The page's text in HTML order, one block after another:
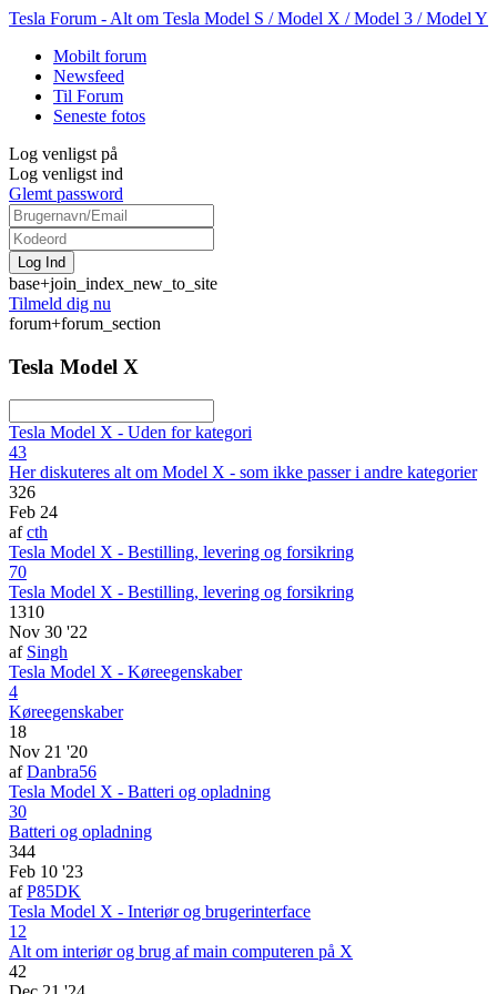
Tesla Forum - Alt om Tesla Model S / Model X / Model 3 / Model Y
Mobilt forum
Newsfeed
Til Forum
Seneste fotos
Log venligst på
Log venligst ind
Glemt password
base+join_index_new_to_site
Tilmeld dig nu
forum+forum_section
Tesla Model X
Tesla Model X - Uden for kategori
43
Her diskuteres alt om Model X - som ikke passer i andre kategorier
326
Feb 24
afcth
Tesla Model X - Bestilling, levering og forsikring
70
Tesla Model X - Bestilling, levering og forsikring
1310
Nov 30 '22
af Singh
Tesla Model X - Køreegenskaber
4
Køreegenskaber
18
Nov 21 '20
afDanbra56
Tesla Model X - Batteri og opladning
30
Batteri og opladning
344
Feb 10 '23
afP85DK
Tesla Model X - Interiør og brugerinterface
12
Alt om interiør og brug af main computeren på X
42